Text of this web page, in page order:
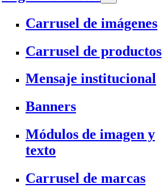
Carrusel de imágenes
Carrusel de productos
Mensaje institucional
Banners
Módulos de imagen y
texto
Carrusel de marcas